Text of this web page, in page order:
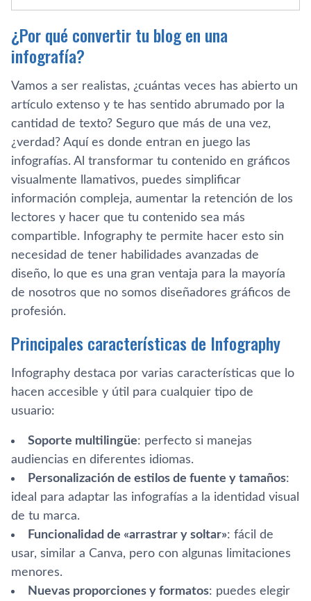
¿Por qué convertir tu blog en una
infografía?
Vamos a ser realistas, ¿cuántas veces has abierto un
artículo extenso y te has sentido abrumado por la
cantidad de texto? Seguro que más de una vez,
¿verdad? Aquí es donde entran en juego las
infografías. Al transformar tu contenido en gráficos
visualmente llamativos, puedes simplificar
información compleja, aumentar la retención de los
lectores y hacer que tu contenido sea más
compartible. Infography te permite hacer esto sin
necesidad de tener habilidades avanzadas de
diseño, lo que es una gran ventaja para la mayoría
de nosotros que no somos diseñadores gráficos de
profesión.
Principales características de Infography
Infography destaca por varias características que lo
hacen accesible y útil para cualquier tipo de
usuario:
Soporte multilingüe: perfecto si manejas
audiencias en diferentes idiomas.
Personalización de estilos de fuente y tamaños:
ideal para adaptar las infografías a la identidad visual
de tu marca.
Funcionalidad de «arrastrar y soltar»: fácil de
usar, similar a Canva, pero con algunas limitaciones
menores.
Nuevas proporciones y formatos: puedes elegir